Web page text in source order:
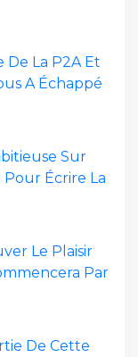
De La P2A Et
A Échappé
Sur
Écrire La
Le Plaisir
Par
De Cette